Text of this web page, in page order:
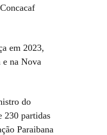
em 2023,
na Nova
do
230 partidas
Paraibana